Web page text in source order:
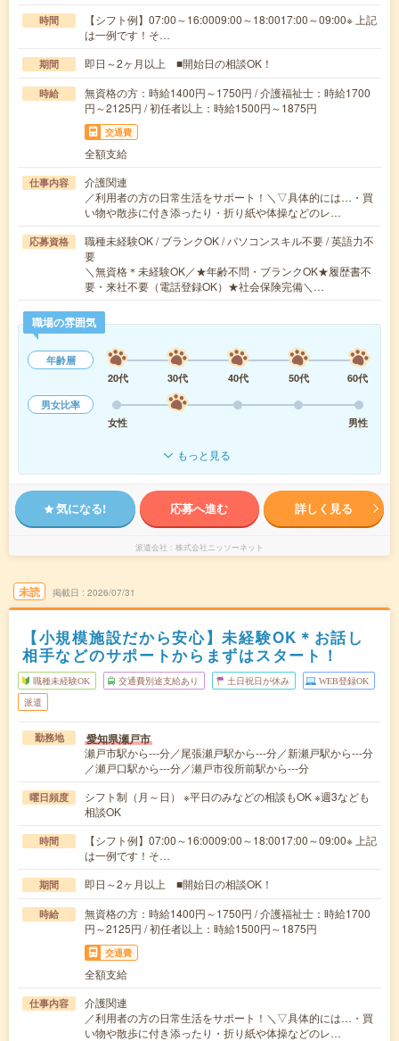
時間
【シフト例】07:00～16:0009:00～18:0017:00～09:00※ 上記
は一例です！そ…
期間 即日～2ヶ月以上 ■開始日の相談OK！
時給
無資格の方：時給1400円～1750円 / 介護福祉士：時給1700
円～2125円 / 初任者以上：時給1500円～1875円
交通費
全額支給
仕事内容
介護関連
／利用者の方の日常生活をサポート！＼▽具体的には…・買
い物や散歩に付き添ったり・折り紙や体操などのレ…
応募資格
職種未経験OK / ブランクOK / パソコンスキル不要 / 英語力不
要
＼無資格＊未経験OK／★年齢不問・ブランクOK★履歴書不
要・来社不要（電話登録OK）★社会保険完備＼…
職場の雰囲気
年齢層
20代
30代 40代 50代
60代
男女比率
女性
男性
もっと見る
気になる! 応募へ進む 詳しく見る
派遣会社 株式会社ニッソーネット
未読 掲載日 2026/07/31
【小規模施設だから安心】未経験OK＊お話し
相手などのサポートからまずはスタート！
職種未経験OK 交通費別途支給あり 土日祝日が休み WEB登録OK
派遣
勤務地 愛知県瀬戸市
瀬戸市駅から---分／尾張瀬戸駅から---分／新瀬戸駅から---分
／瀬戸口駅から---分／瀬戸市役所前駅から---分
曜日頻度
シフト制（月～日） ※平日のみなどの相談もOK ※週3なども
相談OK
時間
【シフト例】07:00～16:0009:00～18:0017:00～09:00※ 上記
は一例です！そ…
期間 即日～2ヶ月以上 ■開始日の相談OK！
時給
無資格の方：時給1400円～1750円 / 介護福祉士：時給1700
円～2125円 / 初任者以上：時給1500円～1875円
交通費
全額支給
仕事内容
介護関連
／利用者の方の日常生活をサポート！＼▽具体的には…・買
い物や散歩に付き添ったり・折り紙や体操などのレ…